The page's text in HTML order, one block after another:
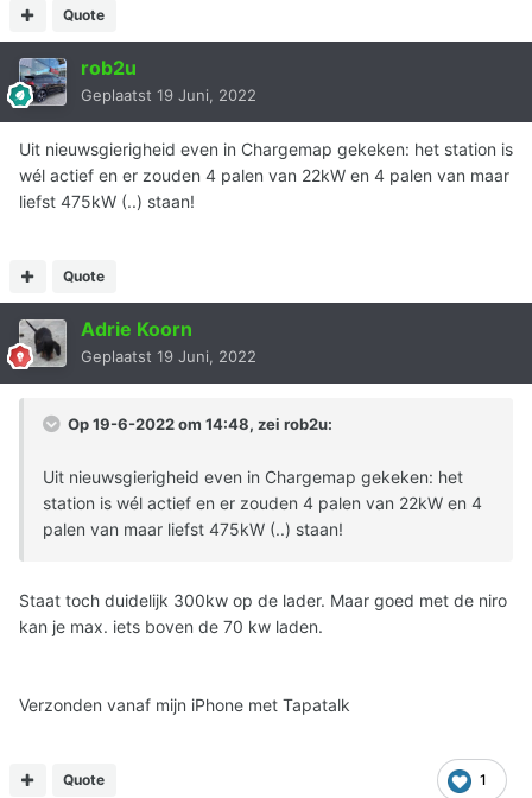
Quote
rob2u
Geplaatst 19 Juni, 2022
Uit nieuwsgierigheid even in Chargemap gekeken: het station is
wél actief en er zouden 4 palen van 22kW en 4 palen van maar
liefst 475kW (..) staan!
Quote
Adrie Koorn
Geplaatst 19 Juni, 2022
Op 19-6-2022 om 14:48, zei rob2u:
Uit nieuwsgierigheid even in Chargemap gekeken: het
station is wél actief en er zouden 4 palen van 22kW en 4
palen van maar liefst 475kW (..) staan!
Staat toch duidelijk 300kw op de lader. Maar goed met de niro
kan je max. iets boven de 70 kw laden.
Verzonden vanaf mijn iPhone met Tapatalk
1
Quote